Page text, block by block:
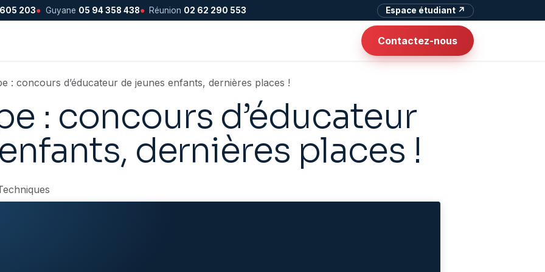
203● Guyane 05 94 358 438● Réunion 02 62 290 553 Espace étudiant ↗
Contactez-nous
: concours d’éducateur de jeunes enfants, dernières places !
: concours d’éducateur
dernières places !